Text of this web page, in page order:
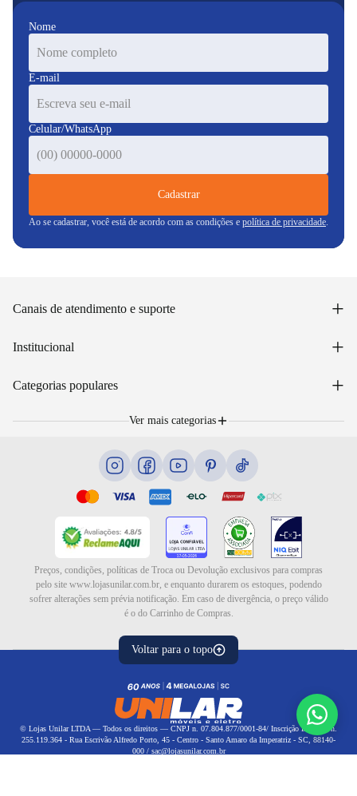
Nome
E-mail
Celular/WhatsApp
Cadastrar
Ao se cadastrar, você está de acordo com as condições e política de privacidade.
Canais de atendimento e suporte +
Acompanhar pedido
Email: sac@lojasunilar.com.br
Institucional +
Política de entregas
Portal de Vagas
Categorias populares +
Ver mais categorias
Preços, condições, políticas de Troca ou Devolução exclusivos para compras
pelo site www.lojasunilar.com.br, e enquanto durarem os estoques, podendo
sofrer alterações sem prévia notificação. Em caso de divergência, o preço válido
é o do Carrinho de Compras.
Voltar para o topo
© Lojas Unilar LTDA — Todos os direitos — CNPJ n. 07.804.877/0001-84/ Inscrição Estadual n.
255.119.364 - Rua Escrivão Alfredo Porto, 45 - Centro - Santo Amaro da Imperatriz - SC, 88140-
000 / sac@lojasunilar.com.br